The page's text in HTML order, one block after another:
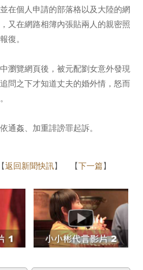
在個人申請的部落格以及大陸的網
又在網路相簿內張貼兩人的親密照
復。
瀏覽網頁後，被元配劉女意外發現
問之下才知道丈夫的婚外情，怒而
通姦、加重誹謗罪起訴。
返回新聞快訊】 【下一篇 】